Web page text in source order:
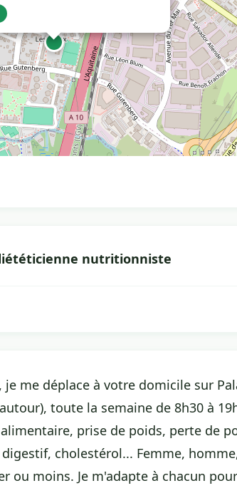
nutritionniste
me déplace à votre domicile sur
toute la semaine de 8h30 à
prise de poids, perte de
cholestérol... Femme,
ou moins. Je m'adapte à chacun